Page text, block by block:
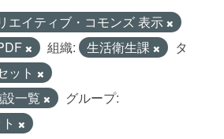
エイティブ・コモンズ 表示
組織: 生活衛生課
タ
ット
一覧
グループ: